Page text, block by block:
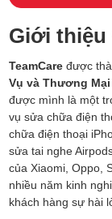
Giới thiệu
TeamCaređược
Vụ và Thương Mại
được mình là một
vụ sửa chữa điện
chữa điện thoại
sửa tai nghe
của Xiaomi, Oppo,
nhiều năm kinh
khách hàng sự hài